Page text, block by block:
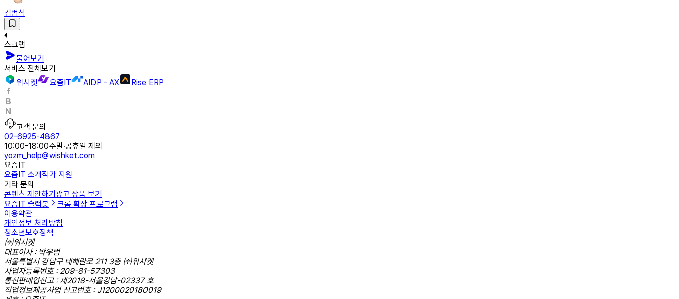
김범석
스크랩
물어보기
서비스 전체보기
위시켓
요즘IT AIDP - AX Rise ERP
고객 문의
02-6925-4867
10:00-18:00주말·공휴일 제외
yozm_help@wishket.com
요즘IT
요즘IT 소개작가 지원
기타 문의
콘텐츠 제안하기 광고 상품 보기
요즘IT 슬랙봇
크롬 확장 프로그램
이용약관
개인정보 처리방침
청소년보호정책
㈜위시켓
대표이사 : 박우범
서울특별시 강남구 테헤란로 211 3층 ㈜위시켓
사업자등록번호 : 209-81-57303
통신판매업신고 : 제2018-서울강남-02337 호
직업정보제공사업 신고번호 : J1200020180019